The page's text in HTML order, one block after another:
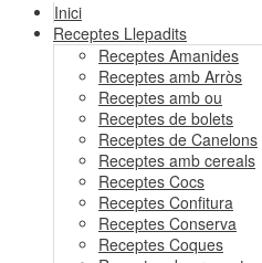
Inici
Receptes Llepadits
Receptes Amanides
Receptes amb Arròs
Receptes amb ou
Receptes de bolets
Receptes de Canelons
Receptes amb cereals
Receptes Cocs
Receptes Confitura
Receptes Conserva
Receptes Coques